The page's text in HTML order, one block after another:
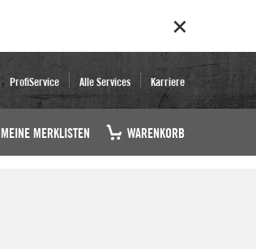
ProfiService Alle Services Karriere
MEINE MERKLISTEN WARENKORB